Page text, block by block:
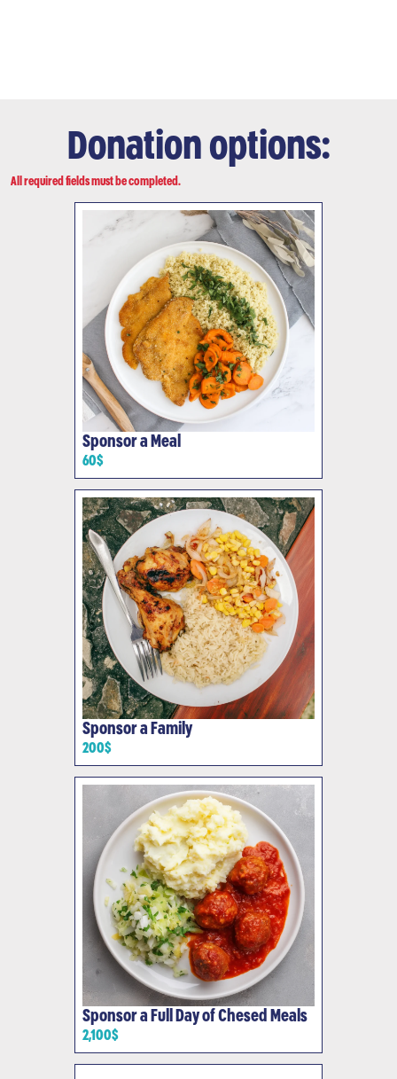
Donation options:
All required fields must be completed.
Sponsor a Meal
60$
Sponsor a Family
200$
Sponsor a Full Day of Chesed Meals
2,100$